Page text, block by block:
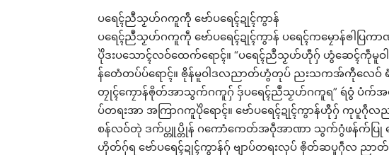
ကသပ်ရောၚ်
May 21, 2026
In "လိက်ပရေၚ်"
ပရေၚ်ညဳသၟဟ်ဂကူကဵု ဗော်ပရေၚ်ဍုၚ်ကွာန်
ပရေၚ်ညဳသၟဟ်ဂကူကဵု ဗော်ပရေၚ်ဍုၚ်ကွာန် ပရေၚ်ကမၠောန်ၜါပြကာ
ပိုဲဒးပသောၚ်လဝ်ထေက်ရောၚ်။ “ပရေၚ်ညဳသၟဟ်ဟီုဂှ် ဟွံဆေၚ်ကဵု
န်တေံတပ်ပ်ရောၚ်။ ၜိုန်မူဝါဒလညာတ်ဟွံတုပ် ညးသကအ်ကီုလေဝ်
တၠုၚ်ကၠောန်ၜိုတ်အာသွက်ဂကူဂှ် ဒှ်ပရေၚ်ညဳသၟဟ်ဂကူရ” ရဴဝွံ ပံက်အဓိ
ပ်တရးအာ အကြာဂကူပိုဲရောၚ်။ ဗော်ပရေၚ်ဍုၚ်ကွာန်ဟီုဂှ် ကုပူဂဵု
စန်လဝ်တုဲ ဒက်ပ္တူပ္တိုန် ဂကောံကေတ်အဝဵုအာဏာ သွက်ဂွံဖန်က်ပြု ပ
ဟိုတ်ဂှ်ရ ဗော်ပရေၚ်ဍုၚ်ကွာန်ဂှ် ဗျာပ်တရးလုပ် ၜိုတ်ဆပူဂဵုလ ညာ